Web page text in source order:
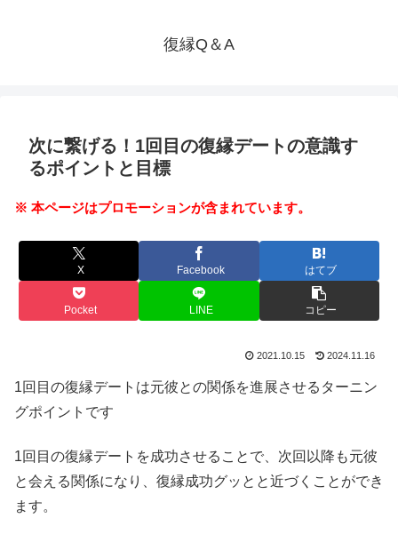
復縁Q＆A
次に繋げる！1回目の復縁デートの意識す
るポイントと目標
※ 本ページはプロモーションが含まれています。
X Facebook はてブ
Pocket LINE コピー
2021.10.15 2024.11.16
1回目の復縁デートは元彼との関係を進展させるターニン
グポイントです
1回目の復縁デートを成功させることで、次回以降も元彼
と会える関係になり、復縁成功グッとと近づくことができ
ます。